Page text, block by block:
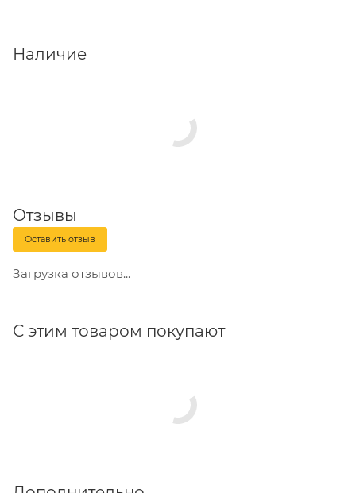
Наличие
Отзывы
Оставить отзыв
Загрузка отзывов...
С этим товаром покупают